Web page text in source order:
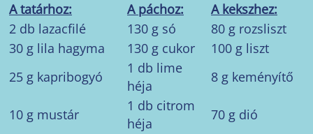
A tatárhoz:
A páchoz:
A kekszhez:
2 db lazacfilé
130 g só
80 g rozsliszt
30 g lila hagyma
130 g cukor
100 g liszt
25 g kapribogyó
1 db lime
héja
8 g keményítő
10 g mustár
1 db citrom
héja
70 g dió